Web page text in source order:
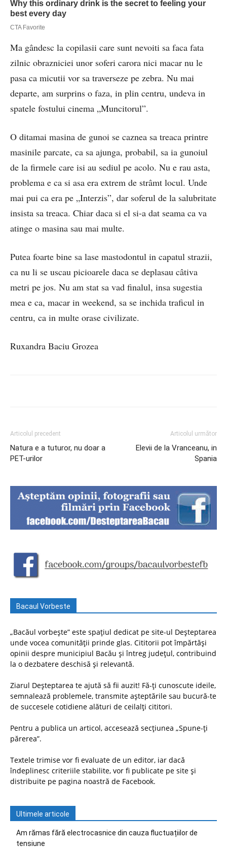
Ma gândesc la copilasii care sunt nevoiti sa faca fata
zilnic obrazniciei unor soferi carora nici macar nu le
pasa ca micutii vor sa traverseze pe zebra. Nu mai
departe, am surprins o faza, in plin centru, undeva in
spatele fostului cinema „Muncitorul”.
O ditamai masina de gunoi se caznea sa treaca printre
masinile parcate, ca sa ajunga, probabil, sa ia gunoiul
de la firmele care isi au sediul pe acolo. Nu e rau asta,
problema e ca si asa era extrem de strâmt locul. Unde
mai pui ca era pe „Interzis”, dar soferul de la salubritate
insista sa treaca. Chiar daca si el si-a dat seama ca va
atinge o masina sau mai multe.
Putea foarte bine sa lase mastodontul in capatul strazii,
ca nu li se uscau picioarele daca se deplasau câtiva
metri pe jos. Nu am stat sa vad finalul, insa sugestia
mea e ca, macar in weekend, sa se inchida traficul in
centru, ca in multe orase civilizate.
Ruxandra Baciu Grozea
Articolul precedent
Natura e a tuturor, nu doar a
PET-urilor
Articolul următor
Elevii de la Vranceanu, in
Spania
Bacaul Vorbeste
„Bacăul vorbește” este spațiul dedicat pe site-ul Deșteptarea
unde vocea comunității prinde glas. Cititorii pot împărtăși
opinii despre municipiul Bacău și întreg județul, contribuind
la o dezbatere deschisă și relevantă.
Ziarul Deșteptarea te ajută să fii auzit! Fă-ți cunoscute ideile,
semnalează problemele, transmite așteptările sau bucură-te
de succesele cotidiene alături de ceilalți cititori.
Pentru a publica un articol, accesează secțiunea „Spune-ți
părerea”.
Textele trimise vor fi evaluate de un editor, iar dacă
îndeplinesc criteriile stabilite, vor fi publicate pe site și
distribuite pe pagina noastră de Facebook.
Ultimele articole
Am rămas fără electrocasnice din cauza fluctuațiilor de
tensiune